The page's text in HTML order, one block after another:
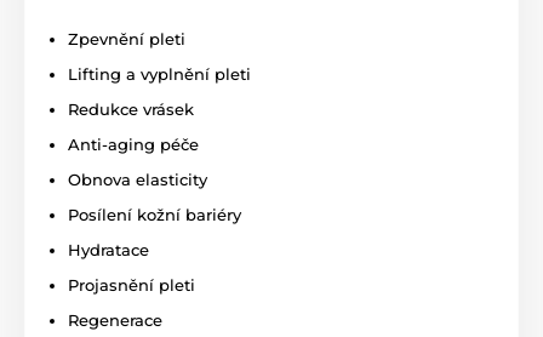
Zpevnění pleti
Lifting a vyplnění pleti
Redukce vrásek
Anti-aging péče
Obnova elasticity
Posílení kožní bariéry
Hydratace
Projasnění pleti
Regenerace